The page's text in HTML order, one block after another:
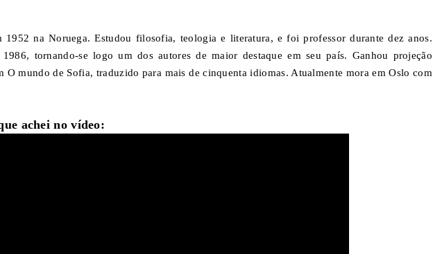
1952 na Noruega. Estudou filosofia, teologia e literatura, e foi professor durante dez anos.
tornando-se logo um dos autores de maior destaque em seu país. Ganhou projeção
O mundo de Sofia, traduzido para mais de cinquenta idiomas. Atualmente mora em Oslo com
achei no vídeo: